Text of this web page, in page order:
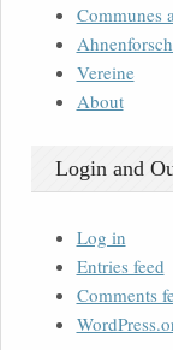
Communes
Vereine
About
Login and
Log in
Entries feed
Comments